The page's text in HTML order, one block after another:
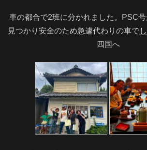
車の都合で2班に分かれました。PSC
見つかり安全のため急遽代わりの車で
四国へ